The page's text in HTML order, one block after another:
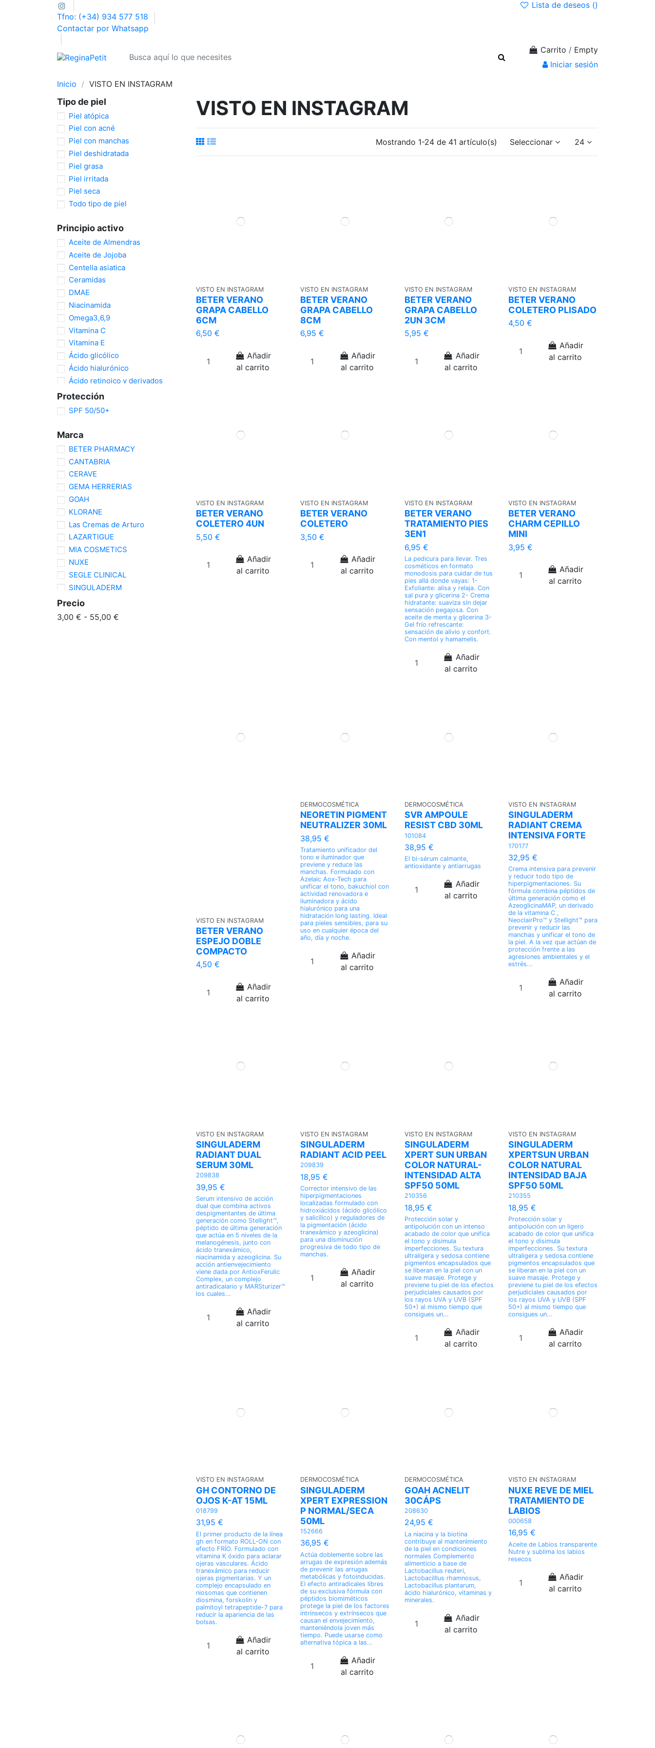
Tfno: (+34) 934 577 518
Contactar por Whatsapp
Lista de deseos ()
Carrito / Empty
Iniciar sesión
Inicio
VISTO EN INSTAGRAM
VISTO EN INSTAGRAM
Mostrando 1-24 de 41 artículo(s) Seleccionar 24
VISTO EN INSTAGRAM
BETER VERANO
GRAPA CABELLO
6CM
6,50 €
Añadir
al carrito
VISTO EN INSTAGRAM
BETER VERANO
GRAPA CABELLO
8CM
6,95 €
Añadir
al carrito
VISTO EN INSTAGRAM
BETER VERANO
GRAPA CABELLO
2UN 3CM
5,95 €
Añadir
al carrito
VISTO EN INSTAGRAM
BETER VERANO
COLETERO PLISADO
4,50 €
Añadir
al carrito
VISTO EN INSTAGRAM
BETER VERANO
COLETERO 4UN
5,50 €
Añadir
al carrito
VISTO EN INSTAGRAM
BETER VERANO
COLETERO
3,50 €
Añadir
al carrito
VISTO EN INSTAGRAM
BETER VERANO
TRATAMIENTO PIES
3EN1
6,95 €
La pedicura para llevar. Tres
cosméticos en formato
monodosis para cuidar de tus
pies allá donde vayas: 1-
Exfoliante: alisa y relaja. Con
sal pura y glicerina 2- Crema
hidratante: suaviza sin dejar
sensación pegajosa. Con
aceite de menta y glicerina 3-
Gel frío refrescante:
sensación de alivio y confort.
Con mentol y hamamelis.
Añadir
al carrito
VISTO EN INSTAGRAM
BETER VERANO
CHARM CEPILLO
MINI
3,95 €
Añadir
al carrito
VISTO EN INSTAGRAM
BETER VERANO
ESPEJO DOBLE
COMPACTO
4,50 €
Añadir
al carrito
DERMOCOSMÉTICA
NEORETIN PIGMENT
NEUTRALIZER 30ML
38,95 €
Tratamiento unificador del
tono e iluminador que
previene y reduce las
manchas. Formulado con
Azelaic Aox-Tech para
unificar el tono, bakuchiol con
actividad renovadora e
iluminadora y ácido
hialurónico para una
hidratación long lasting. Ideal
para pieles sensibles, para su
uso en cualquier época del
año, día y noche.
Añadir
al carrito
DERMOCOSMÉTICA
SVR AMPOULE
RESIST CBD 30ML
101084
38,95 €
El bi-sérum calmante,
antioxidante y antiarrugas
Añadir
al carrito
VISTO EN INSTAGRAM
SINGULADERM
RADIANT CREMA
INTENSIVA FORTE
170177
32,95 €
Crema intensiva para prevenir
y reducir todo tipo de
hiperpigmentaciones. Su
fórmula combina péptidos de
última generación como el
AzeoglicinaMAP, un derivado
de la vitamina C ,
NeoclairPro™ y Stellight™ para
prevenir y reducir las
manchas y unificar el tono de
la piel. A la vez que actúan de
protección frente a las
agresiones ambientales y el
estrés...
Añadir
al carrito
VISTO EN INSTAGRAM
SINGULADERM
RADIANT DUAL
SERUM 30ML
209838
39,95 €
Serum intensivo de acción
dual que combina activos
despigmentantes de última
generación como Stellight™,
péptido de última generación
que actúa en 5 niveles de la
melanogénesis, junto con
ácido tranexámico,
niacinamida y azeoglicina. Su
acción antienvejecimiento
viene dada por AntioxFerulic
Complex, un complejo
antiradicalario y MARSturizer™
los cuales...
Añadir
al carrito
VISTO EN INSTAGRAM
SINGULADERM
RADIANT ACID PEEL
209839
18,95 €
Corrector intensivo de las
hiperpigmentaciones
localizadas formulado con
hidroxiácidos (ácido glicólico
y salicílico) y reguladores de
la pigmentación (ácido
tranexámico y azeoglicina)
para una disminución
progresiva de todo tipo de
manchas.
Añadir
al carrito
VISTO EN INSTAGRAM
SINGULADERM
XPERT SUN URBAN
COLOR NATURAL-
INTENSIDAD ALTA
SPF50 50ML
210356
18,95 €
Protección solar y
antipolución con un intenso
acabado de color que unifica
el tono y disimula
imperfecciones. Su textura
ultraligera y sedosa contiene
pigmentos encapsulados que
se liberan en la piel con un
suave masaje. Protege y
previene tu piel de los efectos
perjudiciales causados por
los rayos UVA y UVB (SPF
50+) al mismo tiempo que
consigues un...
Añadir
al carrito
VISTO EN INSTAGRAM
SINGULADERM
XPERTSUN URBAN
COLOR NATURAL
INTENSIDAD BAJA
SPF50 50ML
210355
18,95 €
Protección solar y
antipolución con un ligero
acabado de color que unifica
el tono y disimula
imperfecciones. Su textura
ultraligera y sedosa contiene
pigmentos encapsulados que
se liberan en la piel con un
suave masaje. Protege y
previene tu piel de los efectos
perjudiciales causados por
los rayos UVA y UVB (SPF
50+) al mismo tiempo que
consigues un...
Añadir
al carrito
VISTO EN INSTAGRAM
GH CONTORNO DE
OJOS K-AT 15ML
018799
31,95 €
El primer producto de la línea
gh en formato ROLL-ON con
efecto FRÍO. Formulado con
vitamina K óxido para aclarar
ojeras vasculares. Ácido
tranexámico para reducir
ojeras pigmentarias. Y un
complejo encapsulado en
niosomas que contienen
diosmina, forskolin y
palmitoyl tetrapeptide-7 para
reducir la apariencia de las
bolsas.
Añadir
al carrito
DERMOCOSMÉTICA
SINGULADERM
XPERT EXPRESSION
P NORMAL/SECA
50ML
152666
36,95 €
Actúa doblemente sobre las
arrugas de expresión además
de prevenir las arrugas
metabólicas y fotoinducidas.
El efecto antiradicales libres
de su exclusiva fórmula con
péptidos biomiméticos
protege la piel de los factores
intrínsecos y extrínsecos que
causan el envejecimiento,
manteniéndola joven más
tiempo. Puede usarse como
alternativa tópica a las...
Añadir
al carrito
DERMOCOSMÉTICA
GOAH ACNELIT
30CÁPS
208630
24,95 €
La niacina y la biotina
contribuye al mantenimiento
de la piel en condiciones
normales Complemento
alimenticio a base de
Lactobacillus reuteri,
Lactobacilllus rhamnosus,
Lactobacillus plantarum,
ácido hialurónico, vitaminas y
minerales.
Añadir
al carrito
VISTO EN INSTAGRAM
NUXE REVE DE MIEL
TRATAMIENTO DE
LABIOS
000658
16,95 €
Aceite de Labios transparente
Nutre y sublima los labios
resecos
Añadir
al carrito
Tipo de piel
Piel atópica
Piel con acné
Piel con manchas
Piel deshidratada
Piel grasa
Piel irritada
Piel seca
Todo tipo de piel
Principio activo
Aceite de Almendras
Aceite de Jojoba
Centella asiatica
Ceramidas
DMAE
Niacinamida
Omega3,6,9
Vitamina C
Vitamina E
Ácido glicólico
Ácido hialurónico
Ácido retinoico y derivados
Ácido salicílico
Ácido tranexámico
Protección
SPF 50/50+
Marca
BETER PHARMACY
CANTABRIA
CERAVE
GEMA HERRERIAS
GOAH
KLORANE
Las Cremas de Arturo
LAZARTIGUE
MIA COSMETICS
NUXE
SEGLE CLINICAL
SINGULADERM
SKINCEUTICALS
SVR
Precio
3,00 € - 55,00 €